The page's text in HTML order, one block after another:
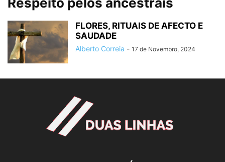
FLORES, RITUAIS DE AFECTO E
SAUDADE
Alberto Correia - 17 de Novembro, 2024